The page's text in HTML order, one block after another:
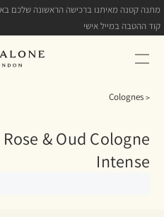
מתנה קטנה מאיתנו ברכישה הראשונה שלכם
קוד ההטבה במייל אישי
Colognes
& Oud Cologne
Intense